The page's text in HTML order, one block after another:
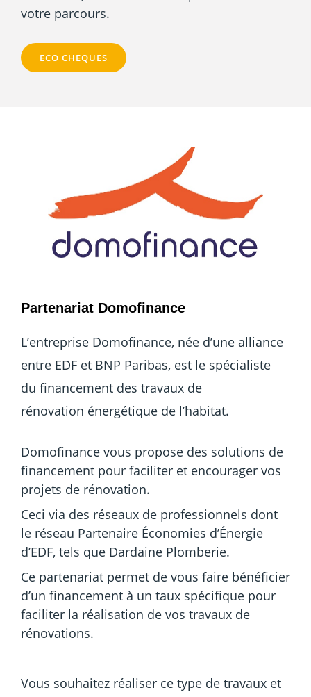
votre parcours.
ECO CHEQUES
Partenariat Domofinance
L’entreprise Domofinance, née d’une alliance
entre EDF et BNP Paribas, est le spécialiste
du financement des travaux de
rénovation énergétique de l’habitat.
Domofinance vous propose des solutions de
financement pour faciliter et encourager vos
projets de rénovation.
Ceci via des réseaux de professionnels dont
le réseau Partenaire Économies d’Énergie
d’EDF, tels que Dardaine Plomberie.
Ce partenariat permet de vous faire bénéficier
d’un financement à un taux spécifique pour
faciliter la réalisation de vos travaux de
rénovations.
Vous souhaitez réaliser ce type de travaux et